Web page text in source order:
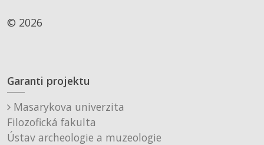
© 2026
Garanti projektu
Masarykova univerzita
Filozofická fakulta
Ústav archeologie a muzeologie